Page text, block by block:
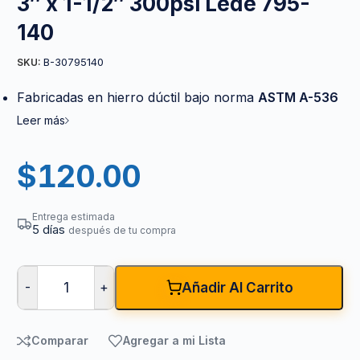
140
SKU: B-30795140
Fabricadas en hierro dúctil bajo norma ASTM A-536
Leer más
$120.00
Entrega estimada
5 días después de tu compra
- + Añadir Al Carrito
Comparar Agregar a mi Lista